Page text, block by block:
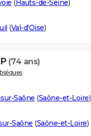
( Hauts-de-Seine)
(Val-d'Oise)
(74 ans)
Saône (Saône-et-Loire)
Saône (Saône-et-Loire)